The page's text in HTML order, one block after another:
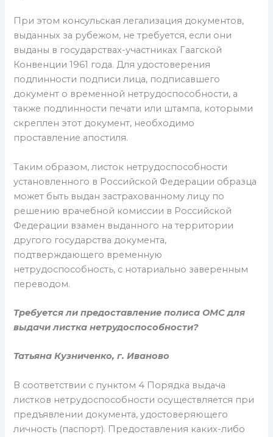
При этом консульская легализация документов,
выданных за рубежом, не требуется, если они
выданы в государствах-участниках Гаагской
Конвенции 1961 года. Для удостоверения
подлинности подписи лица, подписавшего
документ о временной нетрудоспособности, а
также подлинности печати или штампа, которыми
скреплен этот документ, необходимо
проставление апостиля.
Таким образом, листок нетрудоспособности
установленного в Российской Федерации образца
может быть выдан застрахованному лицу по
решению врачебной комиссии в Российской
Федерации взамен выданного на территории
другого государства документа,
подтверждающего временную
нетрудоспособность, с нотариально заверенным
переводом.
Требуется ли предоставление полиса ОМС для
выдачи листка нетрудоспособности?
Татьяна Кузниченко, г. Иваново
В соответствии с пунктом 4 Порядка выдача
листков нетрудоспособности осуществляется при
предъявлении документа, удостоверяющего
личность (паспорт). Предоставления каких-либо